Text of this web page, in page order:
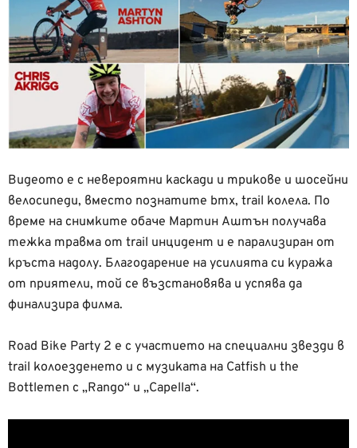
Видеото е с невероятни каскади и трикове и шосейни
велосипеди, вместо познатите bmx, trail колела. По
време на снимките обаче Мартин Аштън получава
тежка травма от trail инцидент и е парализиран от
кръста надолу. Благодарение на усилията си куража
от приятели, той се възстановява и успява да
финализира филма.
Road Bike Party 2 е с участието на специални звезди в
trail колоезденето и с музиката на Catfish и the
Bottlemen с „Rango“ и „Capella“.